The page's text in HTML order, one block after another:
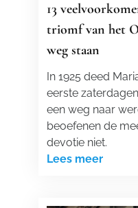
13
triomf van het
weg staan
In 1925 deed
eerste
een weg naar
beoefenen de
devotie niet.
Lees meer